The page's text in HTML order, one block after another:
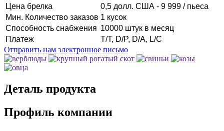
Цена брелка
0,5 долл. США - 9 999 / пьеса
Мин. Количество заказов 1 кусок
Способность снабжения 10000 штук в месяц
Платеж
T/T, D/P, D/A, L/C
Отправить нам электронное письмо
Деталь продукта
Профиль компании